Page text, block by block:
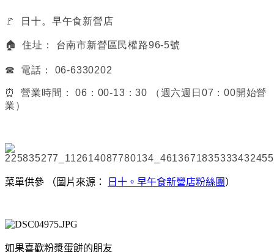
🚩 日十。早午食新營店
🏠 住址： 台南市新營區民權路96-5號
☎ 電話： 06-6330202
⏰ 營業時間： 06：00-13：30 （週六週日07：00開始營
業）
菜單供參 （圖片來源： 日十。早午食新營店粉絲團 ）
如果喜歡粉漿蛋餅的朋友